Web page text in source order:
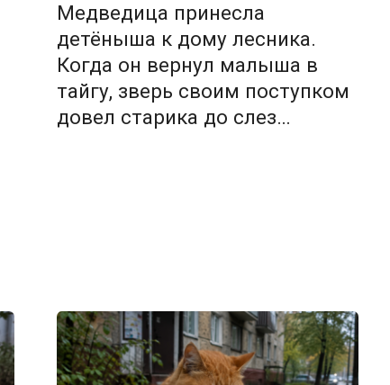
Медведица принесла
детёныша к дому лесника.
Когда он вернул малыша в
тайгу, зверь своим поступком
довел старика до слез…